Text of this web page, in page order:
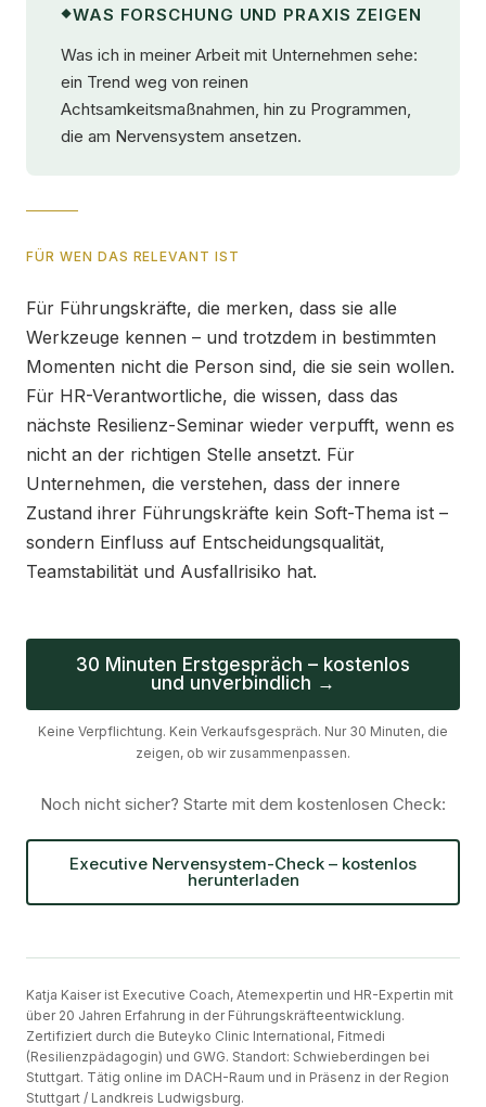
WAS FORSCHUNG UND PRAXIS ZEIGEN
Was ich in meiner Arbeit mit Unternehmen sehe:
ein Trend weg von reinen
Achtsamkeitsmaßnahmen, hin zu Programmen,
die am Nervensystem ansetzen.
FÜR WEN DAS RELEVANT IST
Für Führungskräfte, die merken, dass sie alle
Werkzeuge kennen – und trotzdem in bestimmten
Momenten nicht die Person sind, die sie sein wollen.
Für HR-Verantwortliche, die wissen, dass das
nächste Resilienz-Seminar wieder verpufft, wenn es
nicht an der richtigen Stelle ansetzt. Für
Unternehmen, die verstehen, dass der innere
Zustand ihrer Führungskräfte kein Soft-Thema ist –
sondern Einfluss auf Entscheidungsqualität,
Teamstabilität und Ausfallrisiko hat.
30 Minuten Erstgespräch – kostenlos
und unverbindlich →
Keine Verpflichtung. Kein Verkaufsgespräch. Nur 30 Minuten, die
zeigen, ob wir zusammenpassen.
Noch nicht sicher? Starte mit dem kostenlosen Check:
Executive Nervensystem-Check – kostenlos
herunterladen
Katja Kaiser ist Executive Coach, Atemexpertin und HR-Expertin mit
über 20 Jahren Erfahrung in der Führungskräfteentwicklung.
Zertifiziert durch die Buteyko Clinic International, Fitmedi
(Resilienzpädagogin) und GWG. Standort: Schwieberdingen bei
Stuttgart. Tätig online im DACH-Raum und in Präsenz in der Region
Stuttgart / Landkreis Ludwigsburg.